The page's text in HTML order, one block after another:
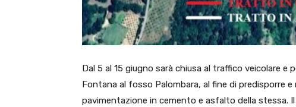
Dal 5 al 15 giugno sarà chiusa al traffico veicolare
Fontana al fosso Palombara, al fine di predisporre
pavimentazione in cemento e asfalto della stessa.